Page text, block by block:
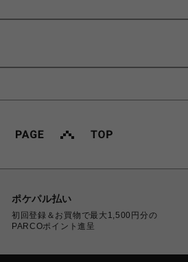
ポケパル払い
初回登録＆お買物で最大1,500円分の
PARCOポイント進呈